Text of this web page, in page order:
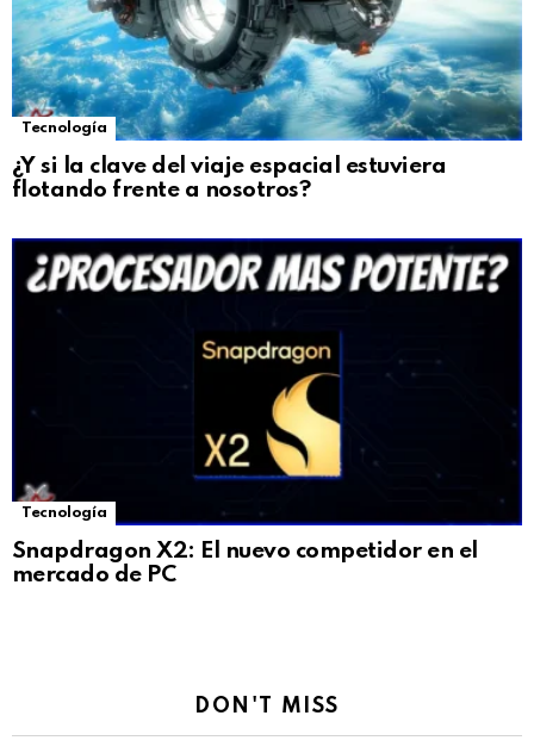
Tecnología
¿Y si la clave del viaje espacial estuviera
flotando frente a nosotros?
Tecnología
Snapdragon X2: El nuevo competidor en el
mercado de PC
DON'T MISS